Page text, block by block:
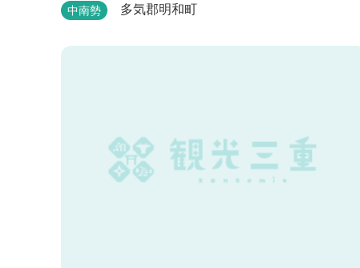
者でも気軽にキャンプを楽しめます！ 管理棟、水
憩所、炊事場、水洗トイレ、毛布（有料）、駐車場
中南勢 多気郡明和町